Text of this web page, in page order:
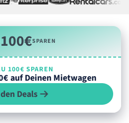
100€SPAREN
100€ SPAREN
auf Deinen Mietwagen
Deals